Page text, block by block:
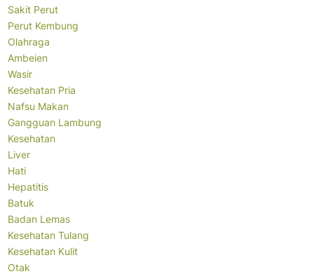
Sakit Perut
Perut Kembung
Olahraga
Ambeien
Wasir
Kesehatan Pria
Nafsu Makan
Gangguan Lambung
Kesehatan
Liver
Hati
Hepatitis
Batuk
Badan Lemas
Kesehatan Tulang
Kesehatan Kulit
Otak